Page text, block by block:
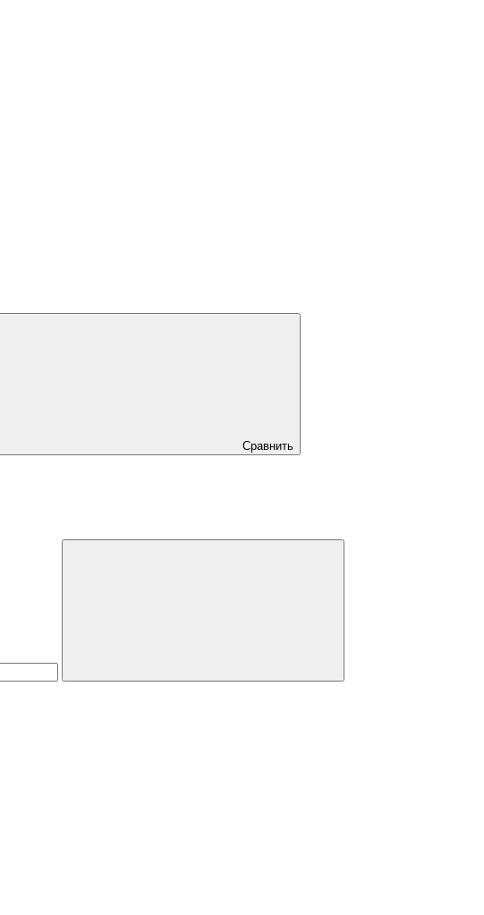
Сравнить